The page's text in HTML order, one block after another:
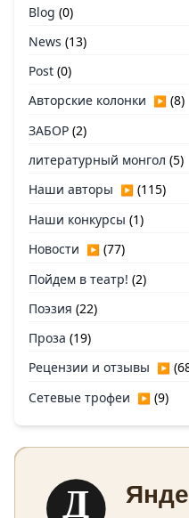
Blog (0)
News (13)
Post (0)
Авторские колонки ▶ (8)
ЗАБОР (2)
литературный монгол (5)
Наши авторы ▶ (115)
Наши конкурсы (1)
Новости ▶ (77)
Пойдем в театр! (2)
Поэзия (22)
Проза (19)
Рецензии и отзывы ▶
Сетевые трофеи ▶ (9)
Д